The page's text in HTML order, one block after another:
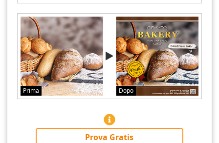
Prima Dopo
Prova Gratis